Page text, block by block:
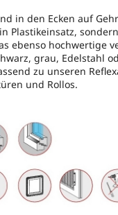
in den Ecken auf
Plastikeinsatz,
ebenso hochwertige
grau, Edelstahl
zu unseren
und Rollos.